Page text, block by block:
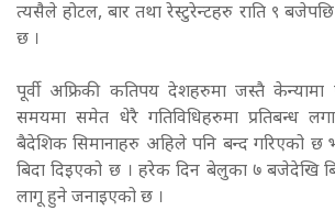
त्यसैले होटल, बार तथा रेस्टुरेन्टहरु राति ९
छ ।
पूर्वी अफ्रिकी कतिपय देशहरुमा जस्तै केन्यामा
समयमा समेत धेरै गतिविधिहरुमा प्रतिबन्ध
बैदेशिक सिमानाहरु अहिले पनि बन्द गरिएको छ
बिदा दिइएको छ । हरेक दिन बेलुका ७ बजेदेखि
लागू हुने जनाइएको छ ।